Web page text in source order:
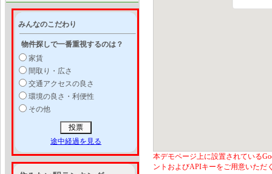
みんなのこだわり
物件探しで一番重視するのは？
家賃
間取り・広さ
交通アクセスの良さ
環境の良さ・利便性
その他
途中経過を見る
本デモページ上に設置されている
ントおよびAPIキーをご用意いただ